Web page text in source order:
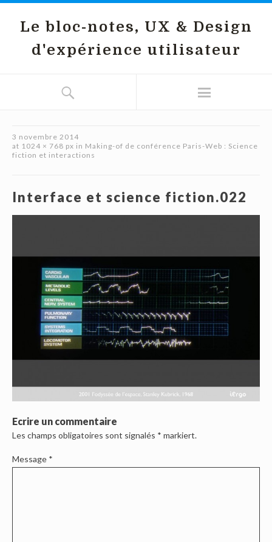
Le bloc-notes, UX & Design
d'expérience utilisateur
3 novembre 2014
at 1024 × 768 px in Making-of de conférence Paris-Web : Science
fiction et interactions
Interface et science fiction.022
Ecrire un commentaire
Les champs obligatoires sont signalés * markiert.
Message *